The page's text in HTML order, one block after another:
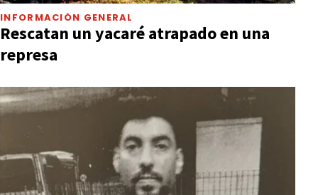
INFORMACIÓN GENERAL
Rescatan un yacaré atrapado en una
represa